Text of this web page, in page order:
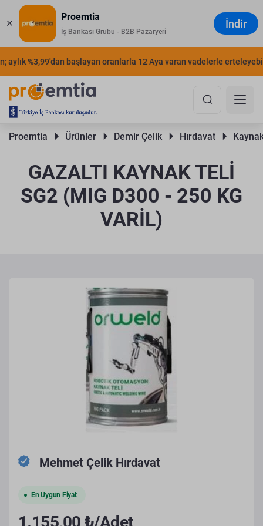
Proemtia
İş Bankası Grubu - B2B Pazaryeri
İndir
%3,99'dan başlayan oranlarla 12 Aya varan vadelerle
Proemtia Ürünler Demir Çelik Hırdavat
GAZALTI KAYNAK TELİ
SG2 (MIG D300 - 250 KG
VARİL)
Mehmet Çelik Hırdavat
En Uygun Fiyat